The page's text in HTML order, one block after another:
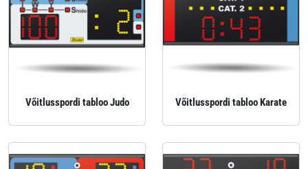
Võitlusspordi tabloo Judo Võitlusspordi tabloo Karate